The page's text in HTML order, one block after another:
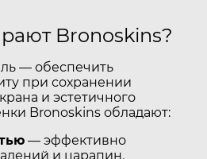
Bronoskins?
— обеспечить
при сохранении
и эстетичного
Bronoskins обладают:
— эффективно
и царапин.